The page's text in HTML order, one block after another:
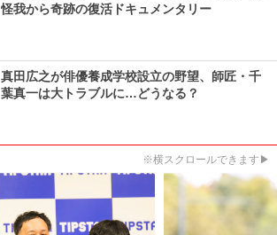
怪我から奇跡の復活ドキュメンタリー
真田広之が俳優養成学校設立の野望、師匠・千
葉真一は大トラブルに…どうなる？
※横スクロールできます▶